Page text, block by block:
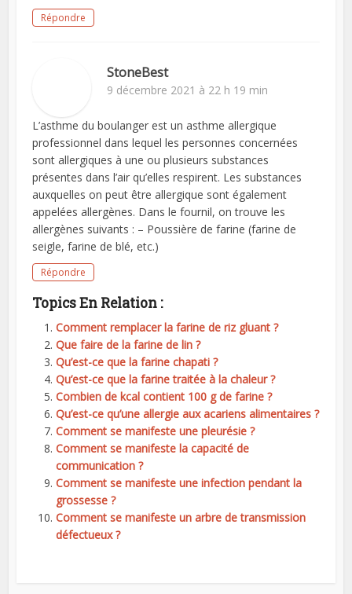
Répondre
StoneBest
9 décembre 2021 à 22 h 19 min
L’asthme du boulanger est un asthme allergique
professionnel dans lequel les personnes concernées
sont allergiques à une ou plusieurs substances
présentes dans l’air qu’elles respirent. Les substances
auxquelles on peut être allergique sont également
appelées allergènes. Dans le fournil, on trouve les
allergènes suivants : – Poussière de farine (farine de
seigle, farine de blé, etc.)
Répondre
Topics En Relation :
Comment remplacer la farine de riz gluant ?
Que faire de la farine de lin ?
Qu’est-ce que la farine chapati ?
Qu’est-ce que la farine traitée à la chaleur ?
Combien de kcal contient 100 g de farine ?
Qu’est-ce qu’une allergie aux acariens alimentaires ?
Comment se manifeste une pleurésie ?
Comment se manifeste la capacité de
communication ?
Comment se manifeste une infection pendant la
grossesse ?
Comment se manifeste un arbre de transmission
défectueux ?